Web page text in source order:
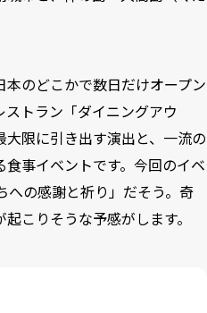
のどこかで数日だけオープン
ストラン「ダイニングアウ
大限に引き出す演出と、一流の
事イベントです。今回のイベ
への感謝と祈り」だそう。奇
こりそうな予感がします。